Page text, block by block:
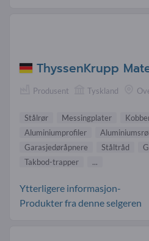
ThyssenKrupp
Produsent Tyskland
Stålrør Messingplater
Aluminiumprofiler
Garasjedøråpnere
Ståltråd
Takbod-trapper
...
Ytterligere informasjon-
Produkter fra denne selgeren